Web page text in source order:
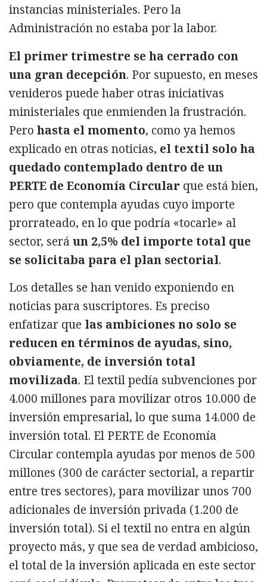
instancias ministeriales. Pero la
Administración no estaba por la labor.
El primer trimestre se ha cerrado con
una gran decepción. Por supuesto, en meses
venideros puede haber otras iniciativas
ministeriales que enmienden la frustración.
Pero hasta el momento, como ya hemos
explicado en otras noticias, el textil solo ha
quedado contemplado dentro de un
PERTE de Economía Circular que está bien,
pero que contempla ayudas cuyo importe
prorrateado, en lo que podría «tocarle» al
sector, será un 2,5% del importe total que
se solicitaba para el plan sectorial.
Los detalles se han venido exponiendo en
noticias para suscriptores. Es preciso
enfatizar que las ambiciones no solo se
reducen en términos de ayudas, sino,
obviamente, de inversión total
movilizada. El textil pedía subvenciones por
4.000 millones para movilizar otros 10.000 de
inversión empresarial, lo que suma 14.000 de
inversión total. El PERTE de Economía
Circular contempla ayudas por menos de 500
millones (300 de carácter sectorial, a repartir
entre tres sectores), para movilizar unos 700
adicionales de inversión privada (1.200 de
inversión total). Si el textil no entra en algún
proyecto más, y que sea de verdad ambicioso,
el total de la inversión aplicada en este sector